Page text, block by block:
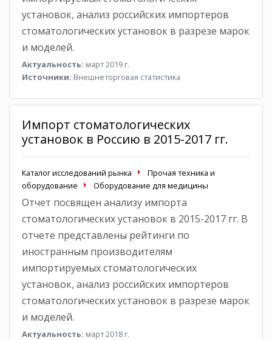
установок, анализ российских импортеров
стоматологических установок в разрезе марок
и моделей.
Актуальность: март 2019 г.
Источники: Внешнеторговая статистика
Импорт стоматологических
установок в Россию в 2015-2017 гг.
Каталог исследований рынка
Прочая техника и
оборудование
Оборудование для медицины
Отчет посвящен анализу импорта
стоматологических установок в 2015-2017 гг. В
отчете представлены рейтинги по
иностранным производителям
импортируемых стоматологических
установок, анализ российских импортеров
стоматологических установок в разрезе марок
и моделей.
Актуальность: март 2018 г.